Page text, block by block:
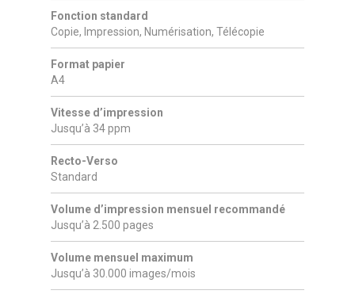
Fonction standard
Copie, Impression, Numérisation, Télécopie
Format papier
A4
Vitesse d’impression
Jusqu’à 34 ppm
Recto-Verso
Standard
Volume d’impression mensuel recommandé
Jusqu’à 2.500 pages
Volume mensuel maximum
Jusqu’à 30.000 images/mois